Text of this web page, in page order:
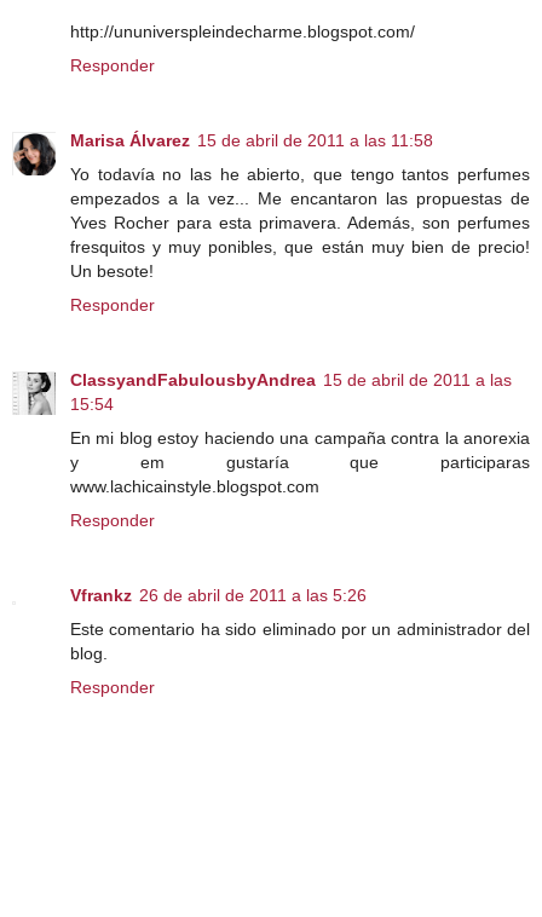
http://ununiverspleindecharme.blogspot.com/
Responder
Marisa Álvarez 15 de abril de 2011 a las 11:58
Yo todavía no las he abierto, que tengo tantos perfumes
empezados a la vez... Me encantaron las propuestas de
Yves Rocher para esta primavera. Además, son perfumes
fresquitos y muy ponibles, que están muy bien de precio!
Un besote!
Responder
ClassyandFabulousbyAndrea 15 de abril de 2011 a las
15:54
En mi blog estoy haciendo una campaña contra la anorexia
y em gustaría que participaras
www.lachicainstyle.blogspot.com
Responder
Vfrankz 26 de abril de 2011 a las 5:26
Este comentario ha sido eliminado por un administrador del
blog.
Responder